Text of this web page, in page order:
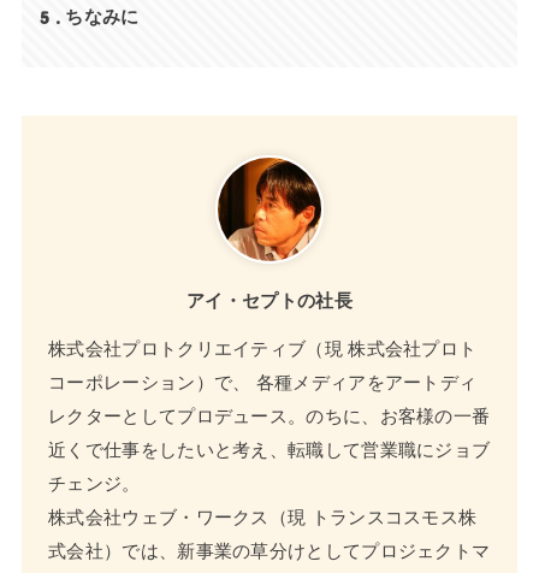
5 ちなみに
アイ・セプトの社長
株式会社プロトクリエイティブ（現 株式会社プロト
コーポレーション）で、 各種メディアをアートディ
レクターとしてプロデュース。のちに、お客様の一番
近くで仕事をしたいと考え、転職して営業職にジョブ
チェンジ。
株式会社ウェブ・ワークス（現 トランスコスモス株
式会社）では、新事業の草分けとしてプロジェクトマ